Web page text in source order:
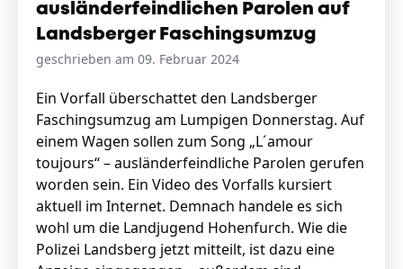
ausländerfeindlichen Parolen auf
Landsberger Faschingsumzug
geschrieben am 09. Februar 2024
Ein Vorfall überschattet den Landsberger
Faschingsumzug am Lumpigen Donnerstag. Auf
einem Wagen sollen zum Song „L´amour
toujours“ – ausländerfeindliche Parolen gerufen
worden sein. Ein Video des Vorfalls kursiert
aktuell im Internet. Demnach handele es sich
wohl um die Landjugend Hohenfurch. Wie die
Polizei Landsberg jetzt mitteilt, ist dazu eine